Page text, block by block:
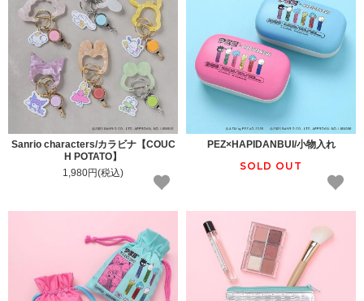
Sanrio characters/カラビナ【COUC
H POTATO】
1,980円(税込)
PEZ×HAPIDANBUI/小物入れ
SOLD OUT